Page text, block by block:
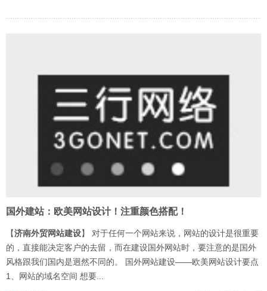
国外建站：欧美网站设计！注重颜色搭配！
【济南外贸网站建设】 对于任何一个网站来说，网站的设计是很重要
的，直接能决定客户的去留，而在建设国外网站时，要注意的是国外
风格跟我们国内是迥然不同的。 国外网站建设——欧美网站设计要点
1、网站的域名空间 想要...